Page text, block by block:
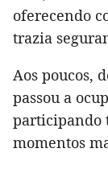
oferecendo
trazia
Aos poucos,
passou a
participando
momentos